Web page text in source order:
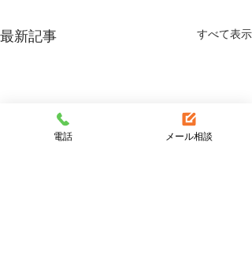
最新記事 すべて表示
電話 メール相談